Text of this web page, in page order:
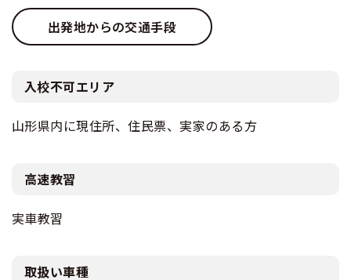
出発地からの交通手段
入校不可エリア
山形県内に現住所、住民票、実家のある方
高速教習
実車教習
取扱い車種